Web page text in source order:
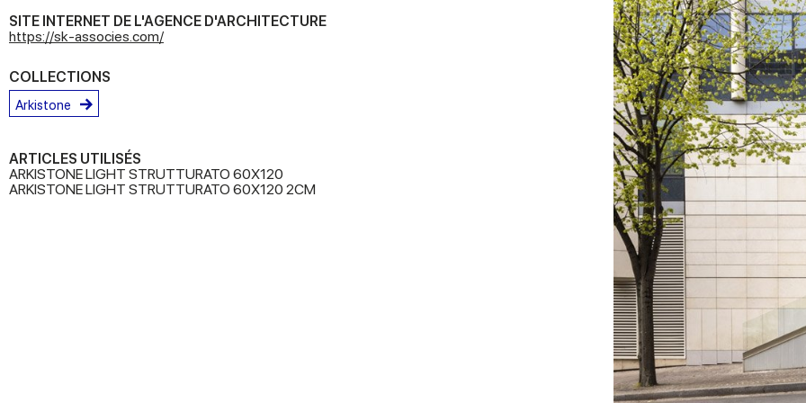
SITE INTERNET DE L'AGENCE D'ARCHITECTURE
https://sk-associes.com/
COLLECTIONS
Arkistone
ARTICLES UTILISÉS
ARKISTONE LIGHT STRUTTURATO 60X120
ARKISTONE LIGHT STRUTTURATO 60X120 2CM